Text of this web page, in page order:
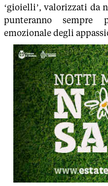
‘gioielli’, valorizzati da
punteranno sempre
emozionale degli